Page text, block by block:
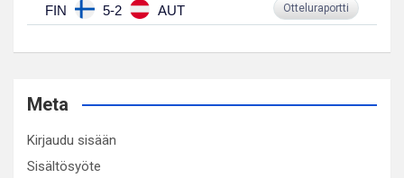
FIN 5-2 AUT Otteluraportti
Meta
Kirjaudu sisään
Sisältösyöte